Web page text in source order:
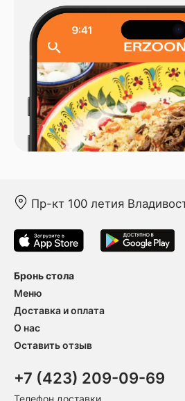
Пр-кт 100 летия
Бронь стола
Меню
Доставка и оплата
О нас
Оставить отзыв
+7 (423) 209-09-69
Телефон доставки